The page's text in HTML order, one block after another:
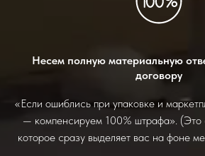
Несем полную материальную
договору
«Если ошиблись при упаковке и
— компенсируем 100% штрафа». (Это
которое сразу выделяет вас на фоне